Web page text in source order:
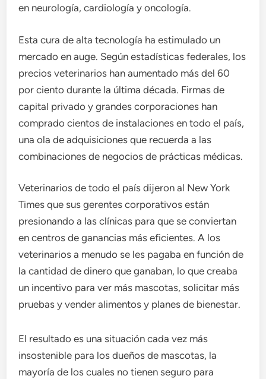
en neurología, cardiología y oncología.
Esta cura de alta tecnología ha estimulado un
mercado en auge. Según estadísticas federales, los
precios veterinarios han aumentado más del 60
por ciento durante la última década. Firmas de
capital privado y grandes corporaciones han
comprado cientos de instalaciones en todo el país,
una ola de adquisiciones que recuerda a las
combinaciones de negocios de prácticas médicas.
Veterinarios de todo el país dijeron al New York
Times que sus gerentes corporativos están
presionando a las clínicas para que se conviertan
en centros de ganancias más eficientes. A los
veterinarios a menudo se les pagaba en función de
la cantidad de dinero que ganaban, lo que creaba
un incentivo para ver más mascotas, solicitar más
pruebas y vender alimentos y planes de bienestar.
El resultado es una situación cada vez más
insostenible para los dueños de mascotas, la
mayoría de los cuales no tienen seguro para